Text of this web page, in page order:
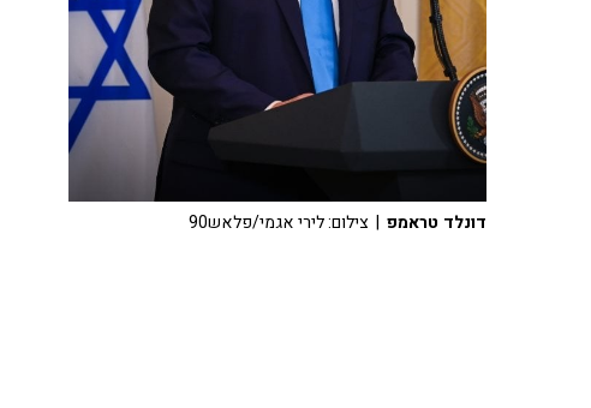
דונלד טראמפ | צילום: לירי אגמי/פלאש90